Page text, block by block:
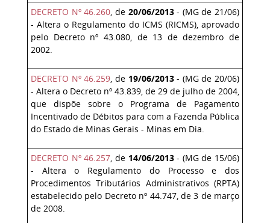
DECRETO Nº 46.260, de 20/06/2013- (MG de 21/06)
- Altera o Regulamento do ICMS (RICMS), aprovado
pelo Decreto nº 43.080, de 13 de dezembro de
2002.
DECRETO Nº 46.259, de 19/06/2013- (MG de 20/06)
- Altera o Decreto nº 43.839, de 29 de julho de 2004,
que dispõe sobre o Programa de Pagamento
Incentivado de Débitos para com a Fazenda Pública
do Estado de Minas Gerais - Minas em Dia.
DECRETO Nº 46.257, de 14/06/2013- (MG de 15/06)
- Altera o Regulamento do Processo e dos
Procedimentos Tributários Administrativos (RPTA)
estabelecido pelo Decreto nº 44.747, de 3 de março
de 2008.